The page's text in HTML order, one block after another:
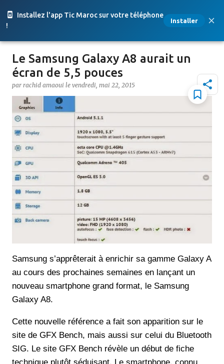
Installez l'app Tic Maroc sur votre téléphone
!
Installer
Accéder au contenu principal
Le Samsung Galaxy A8 aurait un
écran de 5,5 pouces
par rachid amaoui le vendredi, mai 22, 2015
Samsung s’apprêterait à enrichir sa gamme Galaxy A
au cours des prochaines semaines en lançant un
nouveau smartphone grand format, le Samsung
Galaxy A8.
Cette nouvelle référence a fait son apparition sur le
site de GFX Bench, mais aussi sur celui du Bluetooth
SIG. Le site GFX Bench révèle un début de fiche